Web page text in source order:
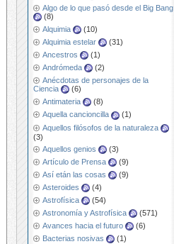
Algo de lo que pasó desde el Big Bang
(8)
Alquimia
(10)
Alquimia estelar
(31)
Ancestros
(1)
Andrómeda
(2)
Anécdotas de personajes de la
Ciencia
(6)
Antimateria
(8)
Aquella cancioncilla
(1)
Aquellos filósofos de la naturaleza
(3)
Aquellos genios
(3)
Artículo de Prensa
(9)
Así etán las cosas
(9)
Asteroides
(4)
Astrofísica
(54)
Astronomía y Astrofísica
(571)
Avances hacia el futuro
(6)
Bacterias nosivas
(1)